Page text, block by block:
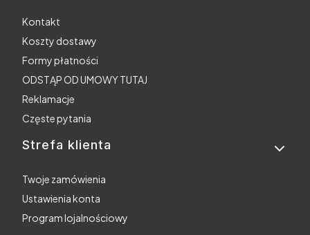
Kontakt
Koszty dostawy
Formy płatności
ODSTĄP OD UMOWY TUTAJ
Reklamacje
Częste pytania
Strefa klienta
Twoje zamówienia
Ustawienia konta
Program lojalnościowy